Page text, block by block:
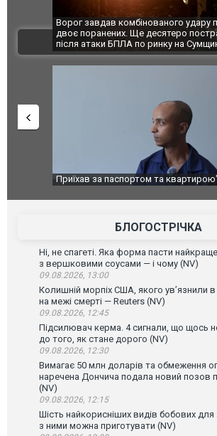
Ворог завдав комбінованого удару
двоє поранених. Ще десятеро
після атаки БПЛА по ринку на
ВІДЕО
Приїхав за паспортом та
зіркового футболіста Мохамеда
БЛОГОСТРІЧКА
Ні, не спагеті. Яка форма пасти
з вершковими соусами — і чому (NV)
09.08.2026, 13:00
Колишній морпіх США, якого ув’язнили в
на межі смерті — Reuters (NV)
09.08.2026, 12:45
Підсилювач керма. 4 сигнали, що щось
до того, як стане дорого (NV)
09.08.2026, 12:30
Вимагає 50 млн доларів та обмеження
наречена Дончича подала новий позов
(NV)
09.08.2026, 12:15
Шість найкорисніших видів бобових
з ними можна приготувати (NV)